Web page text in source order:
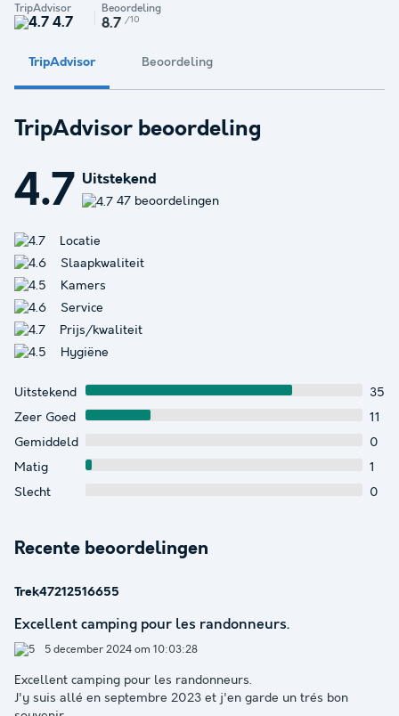
TripAdvisor
4.7
Beoordeling
8.7 /10
TripAdvisor Beoordeling
TripAdvisor beoordeling
4.7 Uitstekend
47 beoordelingen
Locatie
Slaapkwaliteit
Kamers
Service
Prijs/kwaliteit
Hygiëne
Uitstekend
35
Zeer Goed
11
Gemiddeld
0
Matig
1
Slecht
0
Recente beoordelingen
Trek47212516655
Excellent camping pour les randonneurs.
5 december 2024 om 10:03:28
Excellent camping pour les randonneurs.
J'y suis allé en septembre 2023 et j'en garde un trés bon